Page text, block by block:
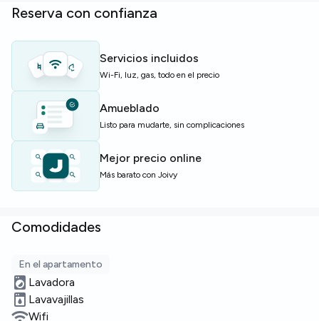
lavavajillas, además delavadora
El edificio cuenta con
Perfecta para estudiantes y jóvenes profesionales que
buscan una vivienda funcional y bien equipada en Lisboa.
Plazas limitadas — consulta ya para reservar esta
habitación.
Reserva con confianza
Servicios incluidos
Wi-Fi, luz, gas, todo en el precio
Amueblado
Listo para mudarte, sin complicaciones
Mejor precio online
Más barato con Joivy
Comodidades
En el apartamento
Lavadora
Lavavajillas
Wifi